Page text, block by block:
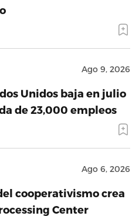
Ago 9, 2026
Unidos baja en julio
de 23,000 empleos
Ago 6, 2026
cooperativismo crea
Center